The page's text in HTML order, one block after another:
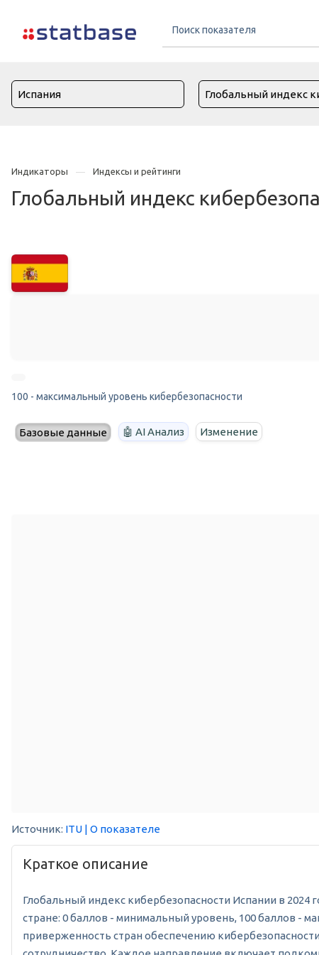
Индикаторы Индексы и рейтинги
Глобальный индекс
100 - максимальный уровень кибербезопасности
Базовые данные 🤖 AI Анализ Изменение
Источник: ITU | О показателе
Краткое описание
Глобальный индекс кибербезопасности Испании в 2024
стране: 0 баллов - минимальный уровень, 100 баллов -
приверженность стран обеспечению